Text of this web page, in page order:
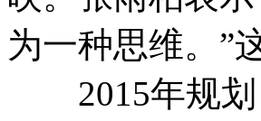
为一种思维。”
2015年规划